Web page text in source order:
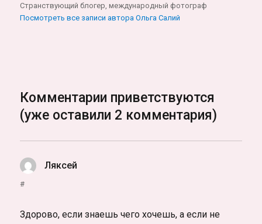
Странствующий блогер, международный фотограф
Посмотреть все записи автора Ольга Салий
Комментарии приветствуются
(уже оставили 2 комментария)
Ляксей
#
Здорово, если знаешь чего хочешь, а если не